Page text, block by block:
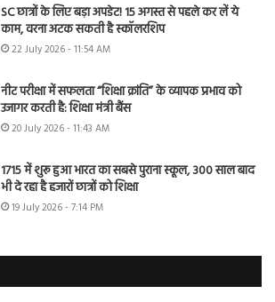
SC छात्रों के लिए बड़ा अपडेट! 15 अगस्त से पहले कर लें ये
काम, वरना अटक सकती है स्कॉलरशिप
22 July 2026 - 11:54 AM
नीट परीक्षा में सफलता “शिक्षा क्रांति” के व्यापक प्रभाव को
उजागर करती है: शिक्षा मंत्री बैंस
20 July 2026 - 11:43 AM
1715 में शुरू हुआ भारत का सबसे पुराना स्कूल, 300 साल बाद
भी दे रहा है हजारों छात्रों को शिक्षा
19 July 2026 - 7:14 PM